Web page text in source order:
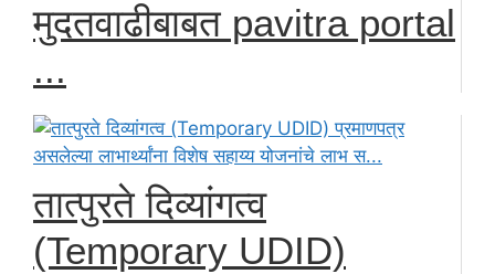
मुदतवाढीबाबत pavitra portal
...
तात्पुरते दिव्यांगत्व
(Temporary UDID)